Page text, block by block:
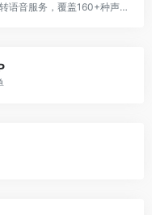
TTS-Online提供创新的多语言文本转语音服务，覆盖160+种声音选择，适用于自媒体、有声书、教育等多场景。特色包括二次元语音、OpenAI技术支持、移动端优化、音频翻译及背景音乐合成，完全免费无限制使用。